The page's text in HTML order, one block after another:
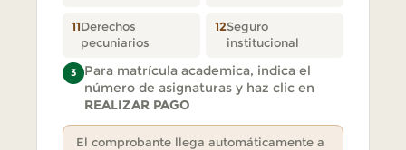
11Derechos
pecuniarios
12Seguro
institucional
3
Para matrícula academica, indica el
número de asignaturas y haz clic en
REALIZAR PAGO
El comprobante llega automáticamente a